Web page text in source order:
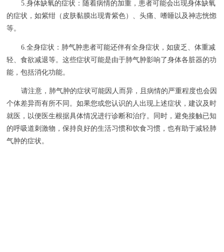
5.身体缺氧的症状：随着病情的加重，患者可能会出现身体缺氧
的症状，如紫绀（皮肤黏膜出现青紫色）、头痛、嗜睡以及神志恍惚
等。
6.全身症状：肺气肿患者可能还伴有全身症状，如疲乏、体重减
轻、食欲减退等。这些症状可能是由于肺气肿影响了身体各脏器的功
能，包括消化功能。
请注意，肺气肿的症状可能因人而异，且病情的严重程度也会因
个体差异而有所不同。如果您或您认识的人出现上述症状，建议及时
就医，以便医生根据具体情况进行诊断和治疗。同时，避免接触已知
的呼吸道刺激物，保持良好的生活习惯和饮食习惯，也有助于减轻肺
气肿的症状。